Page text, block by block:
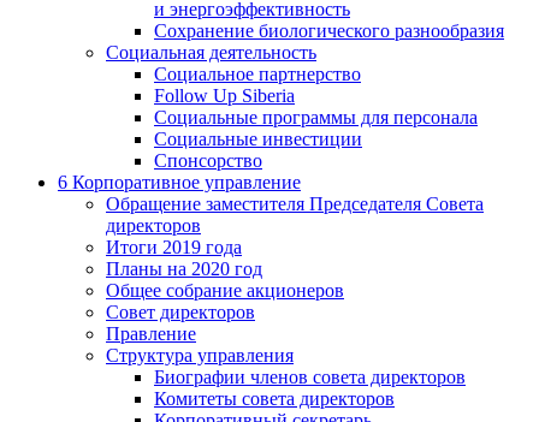
и энергоэффективность
Сохранение биологического разнообразия
Социальная деятельность
Социальное партнерство
Follow Up Siberia
Социальные программы для персонала
Социальные инвестиции
Спонсорство
6 Корпоративное управление
Обращение заместителя Председателя Совета
директоров
Итоги 2019 года
Планы на 2020 год
Общее собрание акционеров
Совет директоров
Правление
Структура управления
Биографии членов совета директоров
Комитеты совета директоров